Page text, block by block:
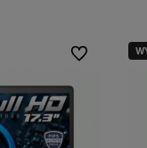
Do ulubionych